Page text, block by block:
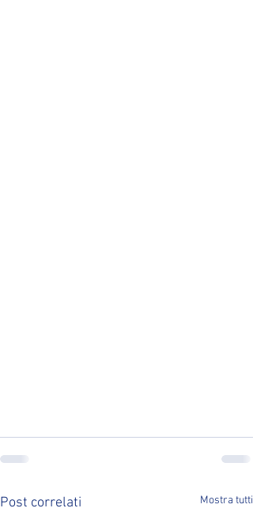
Post correlati Mostra tutti